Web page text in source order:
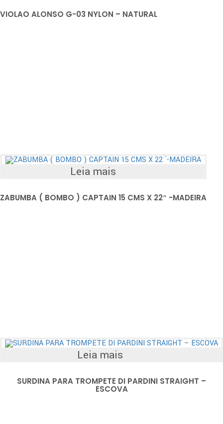
VIOLAO ALONSO G-03 NYLON – NATURAL
Leia mais
ZABUMBA ( BOMBO ) CAPTAIN 15 CMS X 22″ -MADEIRA
Leia mais
SURDINA PARA TROMPETE DI PARDINI STRAIGHT –
ESCOVA